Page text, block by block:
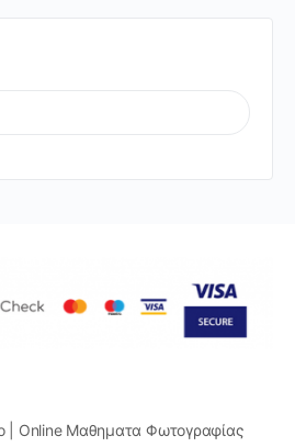
| Online Μαθηματα Φωτογραφίας